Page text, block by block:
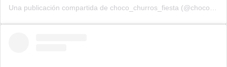
Una publicación compartida de choco_churros_fiesta (@choco_churros_fiesta)